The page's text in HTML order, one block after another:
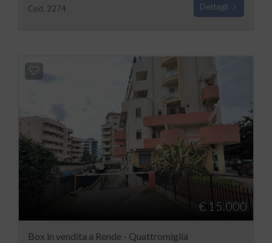
Cod. 2274 Dettagli
€ 15.000
Box in vendita a Rende - Quattromiglia